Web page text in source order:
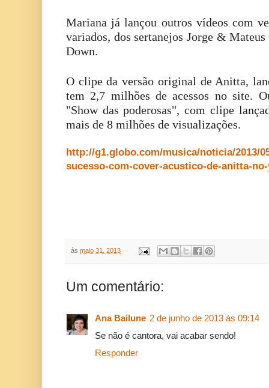
Mariana já lançou outros vídeos com
variados, dos sertanejos Jorge &
Down.
O clipe da versão original de Anitta,
tem 2,7 milhões de acessos no site.
"Show das poderosas", com clipe
mais de 8 milhões de visualizações.
http://g1.globo.com/musica/noticia/2013/
sucesso-com-cover-acustico-de-anitta-
às maio 31, 2013
Um comentário:
Ana Bailune 2 de junho de 2013 às 09:14
Se não é cantora, vai acabar sendo!
Responder